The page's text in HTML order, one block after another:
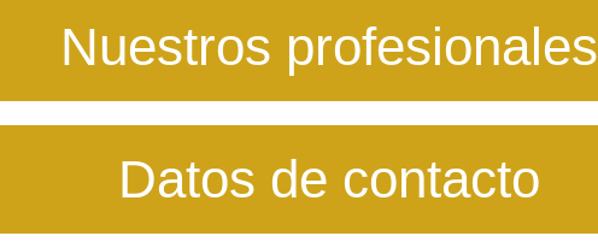
Nuestros profesionales
Datos de contacto